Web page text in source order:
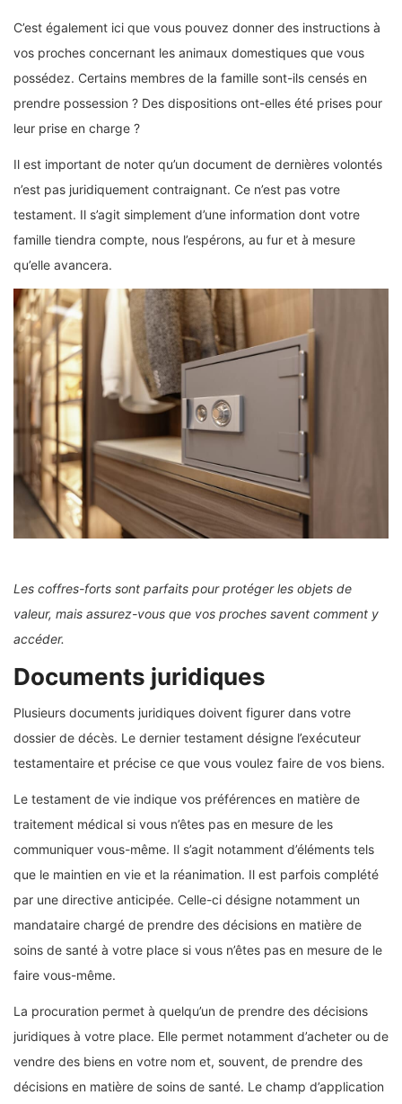
C’est également ici que vous pouvez donner des instructions à
vos proches concernant les animaux domestiques que vous
possédez. Certains membres de la famille sont-ils censés en
prendre possession ? Des dispositions ont-elles été prises pour
leur prise en charge ?
Il est important de noter qu’un document de dernières volontés
n’est pas juridiquement contraignant. Ce n’est pas votre
testament. Il s’agit simplement d’une information dont votre
famille tiendra compte, nous l’espérons, au fur et à mesure
qu’elle avancera.
Les coffres-forts sont parfaits pour protéger les objets de
valeur, mais assurez-vous que vos proches savent comment y
accéder.
Documents juridiques
Plusieurs documents juridiques doivent figurer dans votre
dossier de décès. Le dernier testament désigne l’exécuteur
testamentaire et précise ce que vous voulez faire de vos biens.
Le testament de vie indique vos préférences en matière de
traitement médical si vous n’êtes pas en mesure de les
communiquer vous-même. Il s’agit notamment d’éléments tels
que le maintien en vie et la réanimation. Il est parfois complété
par une directive anticipée. Celle-ci désigne notamment un
mandataire chargé de prendre des décisions en matière de
soins de santé à votre place si vous n’êtes pas en mesure de le
faire vous-même.
La procuration permet à quelqu’un de prendre des décisions
juridiques à votre place. Elle permet notamment d’acheter ou de
vendre des biens en votre nom et, souvent, de prendre des
décisions en matière de soins de santé. Le champ d’application